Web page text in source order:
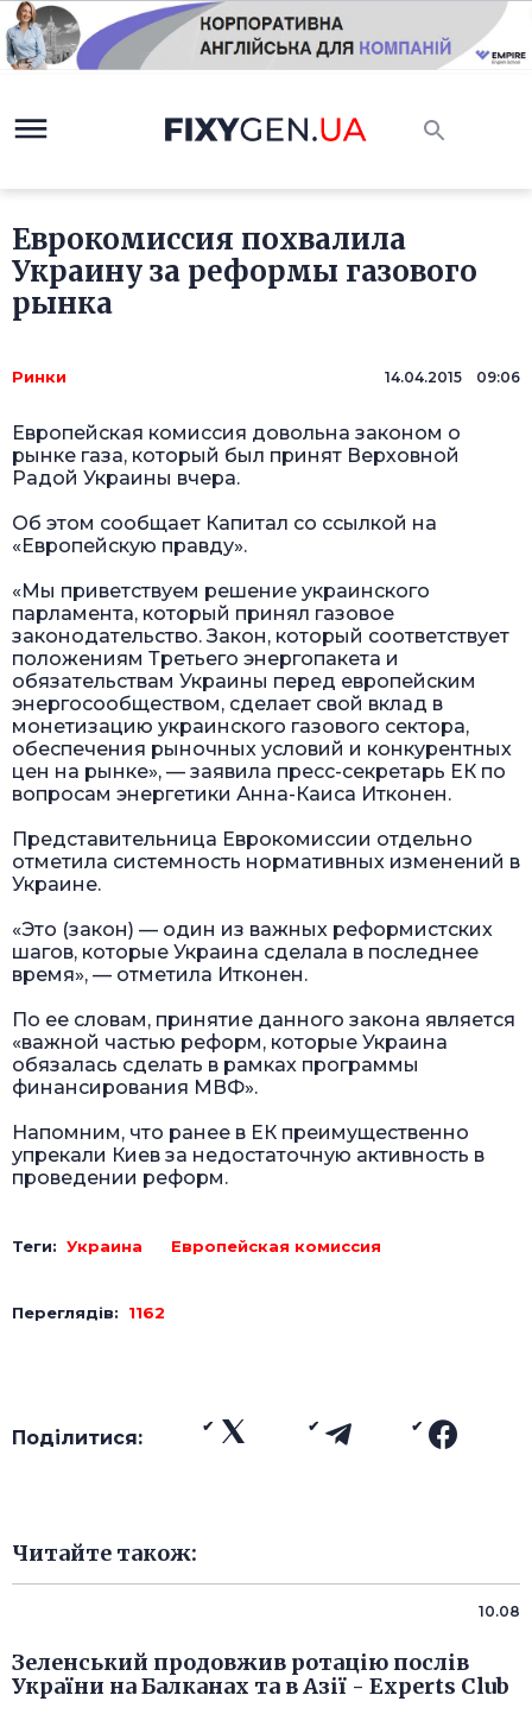
Еврокомиссия похвалила
Украину за реформы газового
рынка
Ринки 14.04.2015 09:06
Европейская комиссия довольна законом о
рынке газа, который был принят Верховной
Радой Украины вчера.
Об этом сообщает Капитал со ссылкой на
«Европейскую правду».
«Мы приветствуем решение украинского
парламента, который принял газовое
законодательство. Закон, который соответствует
положениям Третьего энергопакета и
обязательствам Украины перед европейским
энергосообществом, сделает свой вклад в
монетизацию украинского газового сектора,
обеспечения рыночных условий и конкурентных
цен на рынке», — заявила пресс-секретарь ЕК по
вопросам энергетики Анна-Каиса Итконен.
Представительница Еврокомиссии отдельно
отметила системность нормативных изменений в
Украине.
«Это (закон) — один из важных реформистских
шагов, которые Украина сделала в последнее
время», — отметила Итконен.
По ее словам, принятие данного закона является
«важной частью реформ, которые Украина
обязалась сделать в рамках программы
финансирования МВФ».
Напомним, что ранее в ЕК преимущественно
упрекали Киев за недостаточную активность в
проведении реформ.
Теги: Украина Европейская комиссия
Переглядів: 1162
Поділитися:
Читайте також:
10.08
Зеленський продовжив ротацію послів
України на Балканах та в Азії - Experts Club